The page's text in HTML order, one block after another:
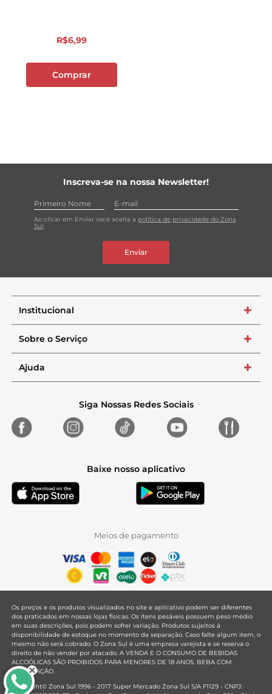
R$6,99
Comprar
Inscreva-se na nossa Newsletter!
Ao clicar em Enviar você aceita a política de privacidade do Zona
Sul
Enviar
Institucional +
Sobre o Serviço +
Ajuda +
Siga Nossas Redes Sociais
Baixe nosso aplicativo
Meios de pagamento
Os preços e os produtos visualizados no site e aplicativo podem ser diferentes
dos praticados em nossas lojas físicas. Os itens pesáveis possuem peso médio
em suas descrições, pois podem sofrer variação. Produtos sujeitos à
disponibilidade de estoque no momento da separação. Caso falte algum item, o
mesmo não será cobrado. O Zona Sul é uma empresa varejista e se reserva o
direito de não vender por atacado. A VENDA E O CONSUMO DE BEBIDAS
ALCOÓLICAS SÃO PROIBIDOS PARA MENORES DE 18 ANOS. BEBA COM
MODERAÇÃO.
Copyright© Zona Sul 1996 - 2017 Super Mercado Zona Sul S/A F1129 - CNPJ: